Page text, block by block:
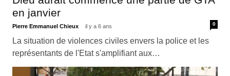
en janvier
Pierre Emmanuel Chieux il y a 6 ans 0
La situation de violences civiles envers la police et les
représentants de l'Etat s'amplifiant aux…